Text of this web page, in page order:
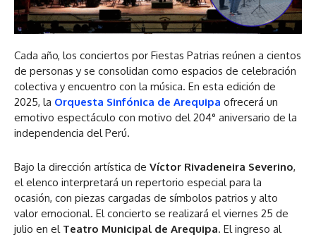
Cada año, los conciertos por Fiestas Patrias reúnen a cientos
de personas y se consolidan como espacios de celebración
colectiva y encuentro con la música. En esta edición de
2025, la Orquesta Sinfónica de Arequipa ofrecerá un
emotivo espectáculo con motivo del 204° aniversario de la
independencia del Perú.
Bajo la dirección artística de Víctor Rivadeneira Severino,
el elenco interpretará un repertorio especial para la
ocasión, con piezas cargadas de símbolos patrios y alto
valor emocional. El concierto se realizará el viernes 25 de
julio en el Teatro Municipal de Arequipa. El ingreso al